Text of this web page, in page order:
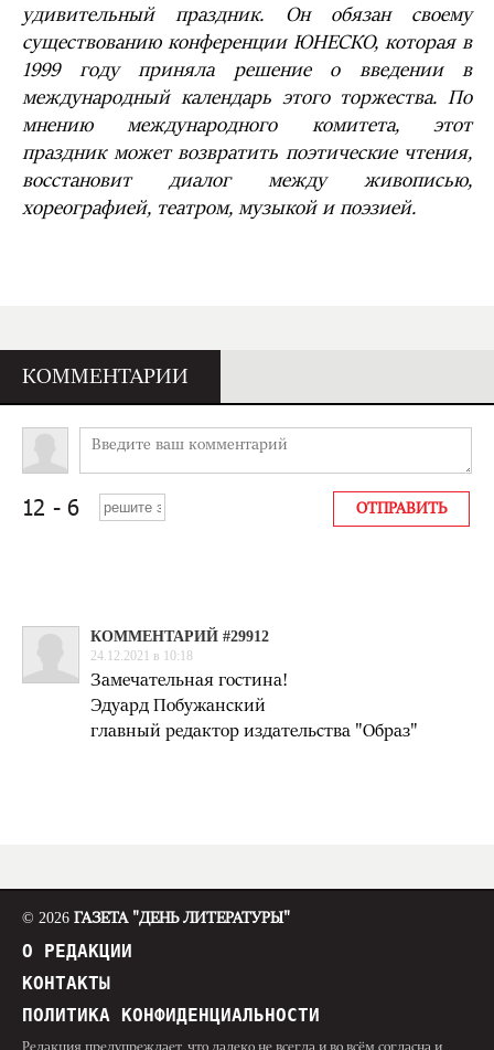
удивительный праздник. Он обязан своему
существованию конференции ЮНЕСКО, которая в
1999 году приняла решение о введении в
международный календарь этого торжества. По
мнению международного комитета, этот
праздник может возвратить поэтические чтения,
восстановит диалог между живописью,
хореографией, театром, музыкой и поэзией.
КОММЕНТАРИИ
КОММЕНТАРИЙ #29912
24.12.2021 в 10:18
Замечательная гостина!
Эдуард Побужанский
главный редактор издательства "Образ"
© 2026 ГАЗЕТА "ДЕНЬ ЛИТЕРАТУРЫ"
О РЕДАКЦИИ
КОНТАКТЫ
ПОЛИТИКА КОНФИДЕНЦИАЛЬНОСТИ
Редакция предупреждает, что далеко не всегда и во всём согласна и